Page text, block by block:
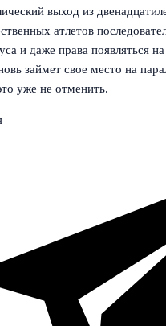
выход из
атлетов
и даже права появляться
займет свое место на
уже не отменить.